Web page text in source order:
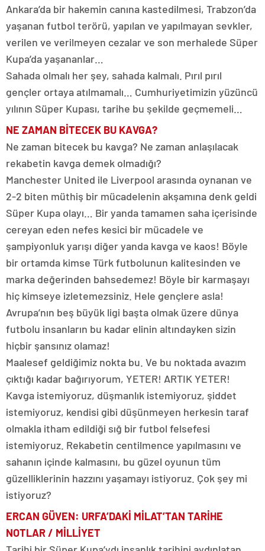
Ankara’da bir hakemin canına kastedilmesi, Trabzon’da
yaşanan futbol terörü, yapılan ve yapılmayan sevkler,
verilen ve verilmeyen cezalar ve son merhalede Süper
Kupa’da yaşananlar…
Sahada olmalı her şey, sahada kalmalı. Pırıl pırıl
gençler ortaya atılmamalı… Cumhuriyetimizin yüzüncü
yılının Süper Kupası, tarihe bu şekilde geçmemeli…
NE ZAMAN BİTECEK BU KAVGA?
Ne zaman bitecek bu kavga? Ne zaman anlaşılacak
rekabetin kavga demek olmadığı?
Manchester United ile Liverpool arasında oynanan ve
2-2 biten müthiş bir mücadelenin akşamına denk geldi
Süper Kupa olayı… Bir yanda tamamen saha içerisinde
cereyan eden nefes kesici bir mücadele ve
şampiyonluk yarışı diğer yanda kavga ve kaos! Böyle
bir ortamda kimse Türk futbolunun kalitesinden ve
marka değerinden bahsedemez! Böyle bir karmaşayı
hiç kimseye izletemezsiniz. Hele gençlere asla!
Avrupa’nın beş büyük ligi başta olmak üzere dünya
futbolu insanların bu kadar elinin altındayken sizin
hiçbir şansınız olamaz!
Maalesef geldiğimiz nokta bu. Ve bu noktada avazım
çıktığı kadar bağırıyorum, YETER! ARTIK YETER!
Kavga istemiyoruz, düşmanlık istemiyoruz, şiddet
istemiyoruz, kendisi gibi düşünmeyen herkesin taraf
olmakla itham edildiği sığ bir futbol felsefesi
istemiyoruz. Rekabetin centilmence yapılmasını ve
sahanın içinde kalmasını, bu güzel oyunun tüm
güzelliklerinin hazzını yaşamayı istiyoruz. Çok şey mi
istiyoruz?
ERCAN GÜVEN: URFA’DAKİ MİLAT’TAN TARİHE
NOTLAR / MİLLİYET